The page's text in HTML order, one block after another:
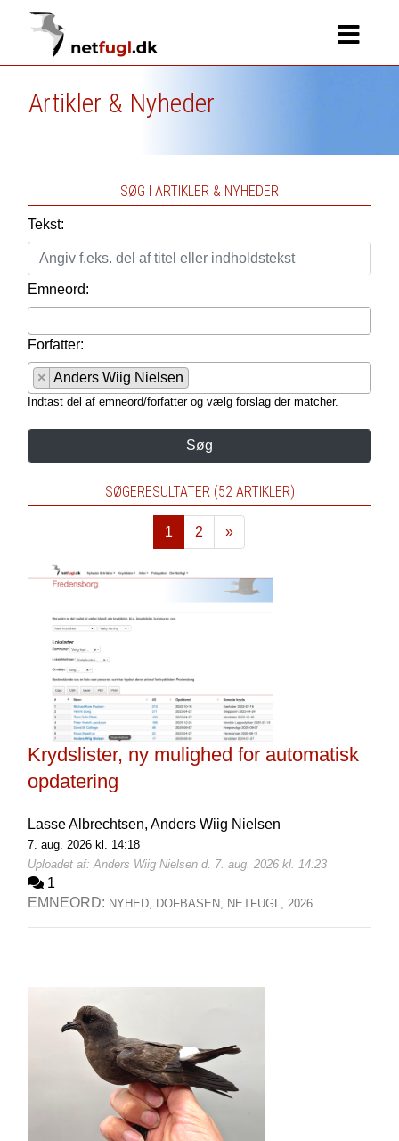
Artikler & Nyheder
SØG I ARTIKLER & NYHEDER
Tekst:
Emneord:
Forfatter:
× Anders Wiig Nielsen
Indtast del af emneord/forfatter og vælg forslag der matcher.
Søg
SØGERESULTATER (52 ARTIKLER)
1 2
»
Næste
Krydslister, ny mulighed for automatisk
opdatering
Lasse Albrechtsen, Anders Wiig Nielsen
7. aug. 2026 kl. 14:18
Uploadet af: Anders Wiig Nielsen d. 7. aug. 2026 kl. 14:23
1
EMNEORD: NYHED, DOFBASEN, NETFUGL, 2026